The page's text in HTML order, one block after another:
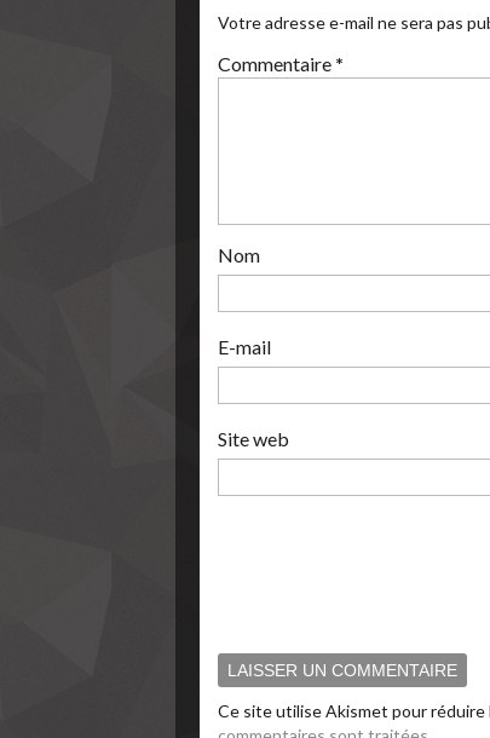
Votre adresse e-mail ne sera pas
Commentaire *
Nom
E-mail
Site web
Ce site utilise Akismet pour réduire